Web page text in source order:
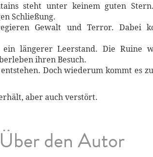
steht unter keinem guten
Schließung.
Gewalt und Terror. Dabei
ein längerer Leerstand. Die Ruine
ihren Besuch.
Doch wiederum kommt es
aber auch verstört.
Über den Autor